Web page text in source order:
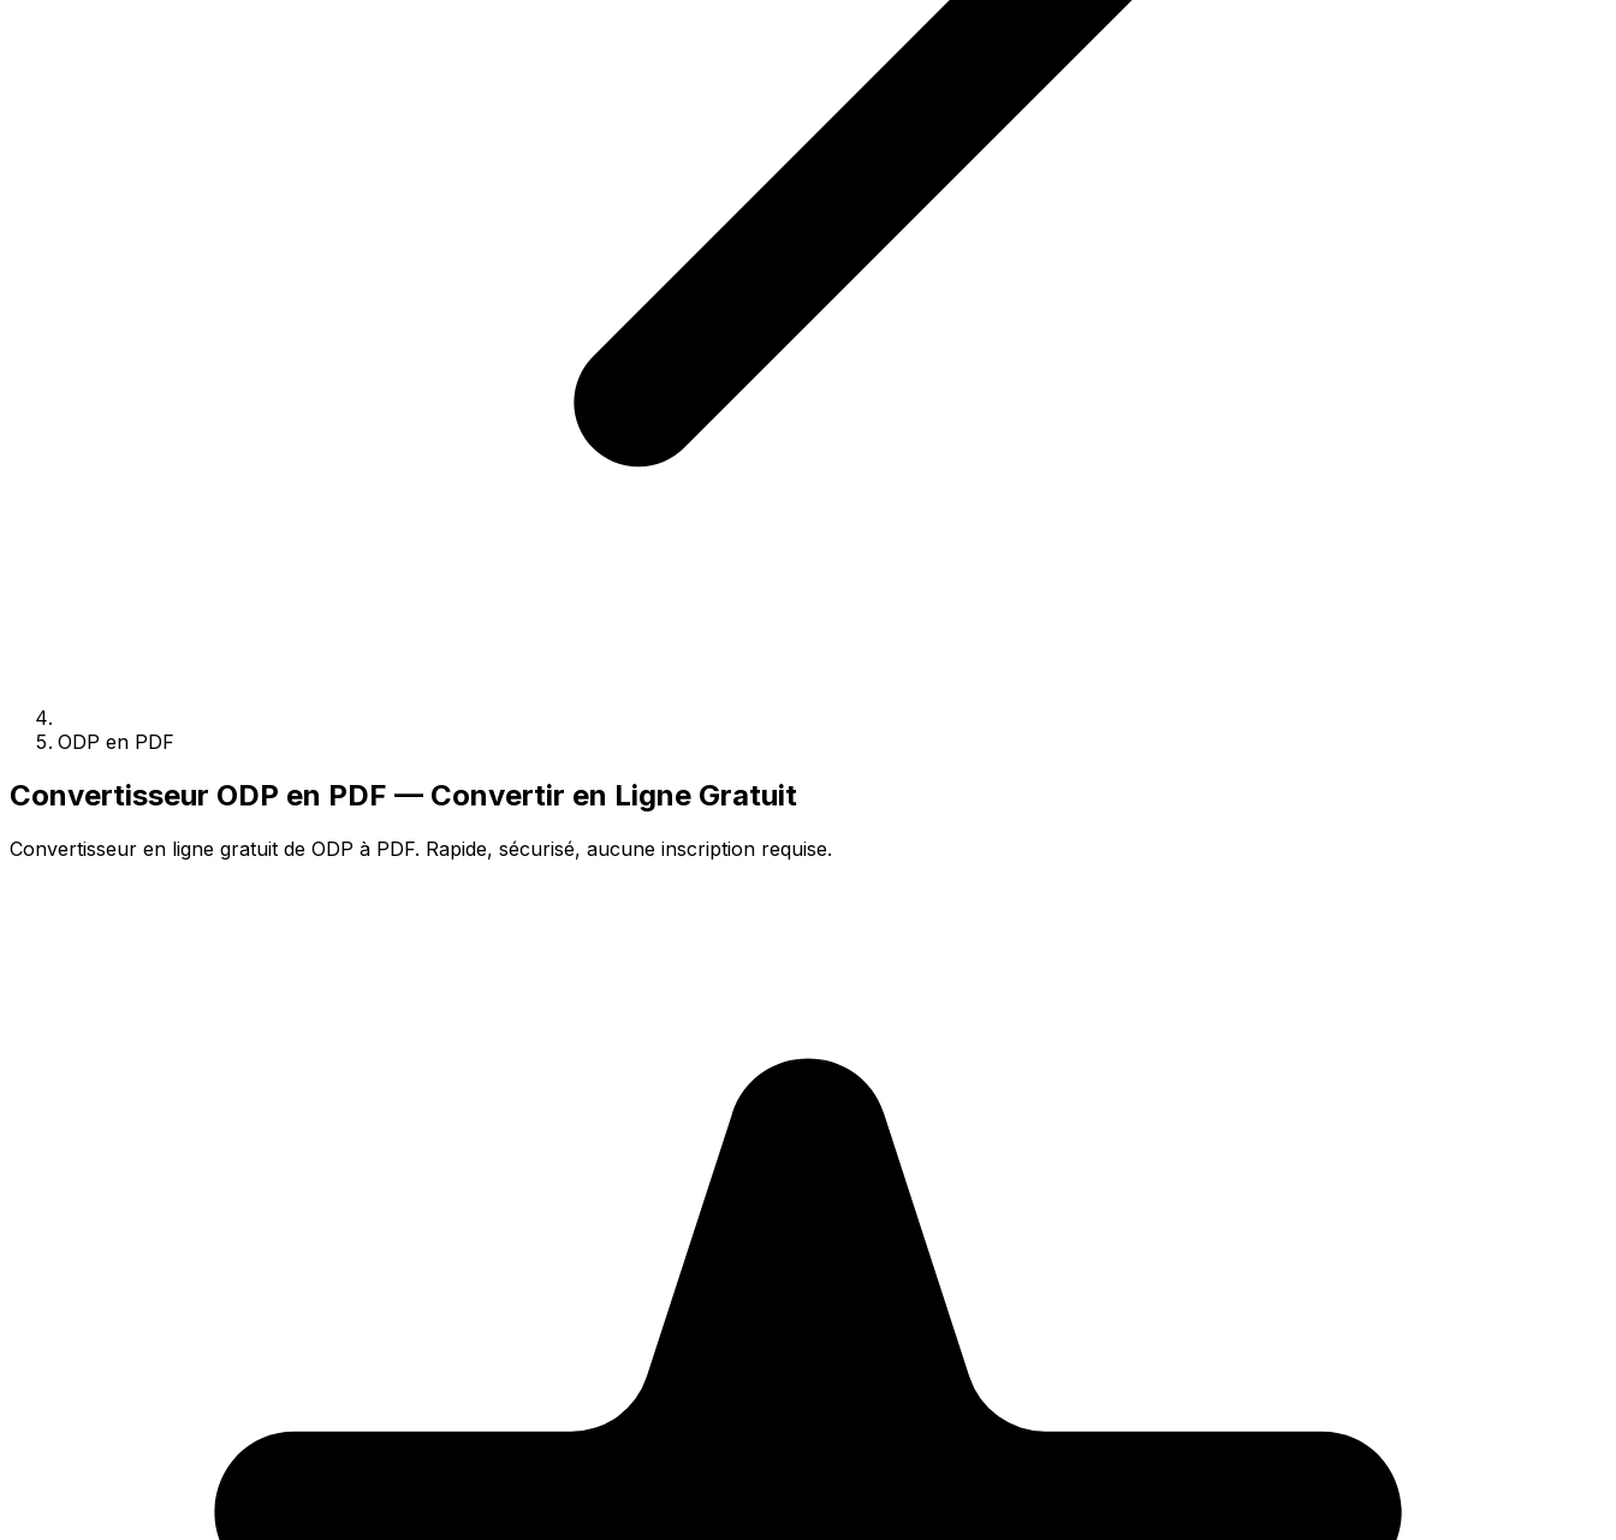
ODP en PDF
Convertisseur ODP en PDF — Convertir en Ligne Gratuit
Convertisseur en ligne gratuit de ODP à PDF. Rapide, sécurisé, aucune inscription requise.